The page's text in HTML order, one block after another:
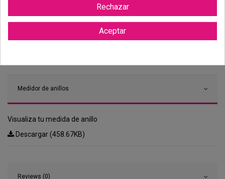
Medidor de anillos
Visualiza tu medida de anillo
Descargar (458.67KB)
Reviews (0)
Rechazar
Aceptar